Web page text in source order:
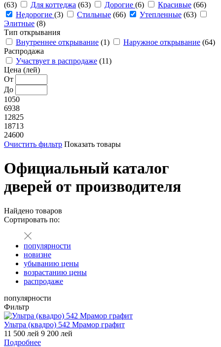
(63)
Для коттеджа (63) Дорогие (6) Красивые (66)
Недорогие (3) Стильные (66) Утепленные (63)
Элитные (8)
Тип открывания
Внутреннее открывание (1) Наружное открывание (64)
Распродажа
Участвует в распродаже (11)
Цена (лей)
От
До
1050
6938
12825
18713
24600
Очистить фильтр Показать товары
Официальный каталог
дверей от производителя
Найдено товаров
Сортировать по:
популярности
новизне
убыванию цены
возрастанию цены
распродаже
популярности
Фильтр
Ультра (квадро) 542 Мрамор графит
11 500 лей 9 200 лей
Подробнее